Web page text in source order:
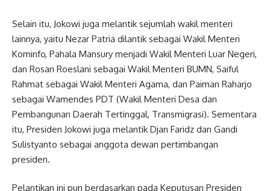
Selain itu, Jokowi juga melantik sejumlah wakil menteri
lainnya, yaitu Nezar Patria dilantik sebagai Wakil Menteri
Kominfo, Pahala Mansury menjadi Wakil Menteri Luar Negeri,
dan Rosan Roeslani sebagai Wakil Menteri BUMN, Saiful
Rahmat sebagai Wakil Menteri Agama, dan Paiman Raharjo
sebagai Wamendes PDT (Wakil Menteri Desa dan
Pembangunan Daerah Tertinggal, Transmigrasi). Sementara
itu, Presiden Jokowi juga melantik Djan Faridz dan Gandi
Sulistyanto sebagai anggota dewan pertimbangan
presiden.
Pelantikan ini pun berdasarkan pada Keputusan Presiden